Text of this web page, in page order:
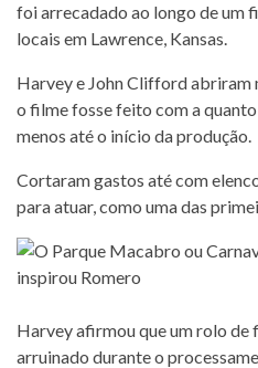
foi arrecadado ao longo de um
locais em Lawrence, Kansas.
Harvey e John Clifford abriram
o filme fosse feito com a
menos até o início da produção.
Cortaram gastos até com
para atuar, como uma das
Harvey afirmou que um rolo
arruinado durante o